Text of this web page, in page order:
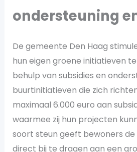
ondersteuning
De gemeente Den Haag
hun eigen groene initiatieven
behulp van subsidies en
buurtinitiatieven die zich
maximaal 6.000 euro aan
waarmee zij hun projecten
soort steun geeft bewoners de
direct bij te dragen aan een